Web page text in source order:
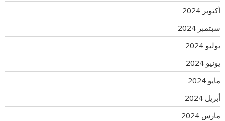
أكتوبر 2024
سبتمبر 2024
يوليو 2024
يونيو 2024
مايو 2024
أبريل 2024
مارس 2024